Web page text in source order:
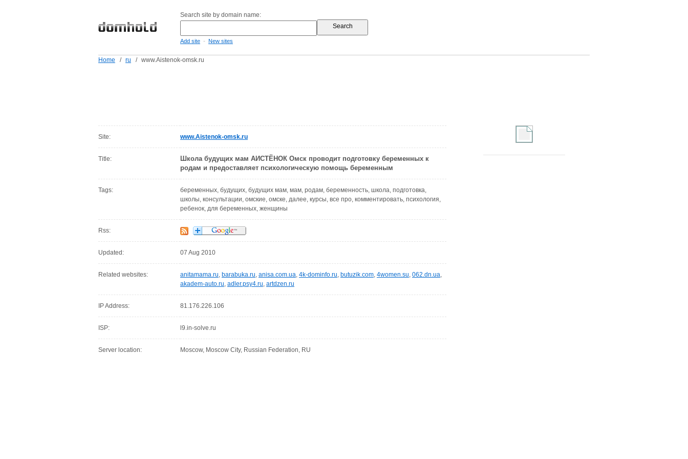
Search site by domain name:
Add site - New sites
Home / ru / www.Aistenok-omsk.ru
Site: www.Aistenok-omsk.ru
Title:
Школа будущих мам АИСТЁНОК Омск проводит подготовку беременных к
родам и предоставляет психологическую помощь беременным
Tags:
беременных, будущих, будущих мам, мам, родам, беременность, школа, подготовка,
школы, консультации, омские, омске, далее, курсы, все про, комментировать, психология,
ребенок, для беременных, женщины
Rss:
Updated: 07 Aug 2010
Related websites: anitamama.ru, barabuka.ru, anisa.com.ua, 4k-dominfo.ru, butuzik.com, 4women.su, 062.dn.ua,
akadem-auto.ru, adler.psy4.ru, artdzen.ru
IP Address: 81.176.226.106
ISP: l9.in-solve.ru
Server location: Moscow, Moscow City, Russian Federation, RU